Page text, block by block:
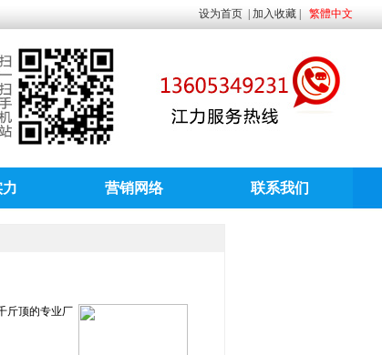
设为首页 加入收藏 繁體中文
营销网络 联系我们
斤顶的专业厂